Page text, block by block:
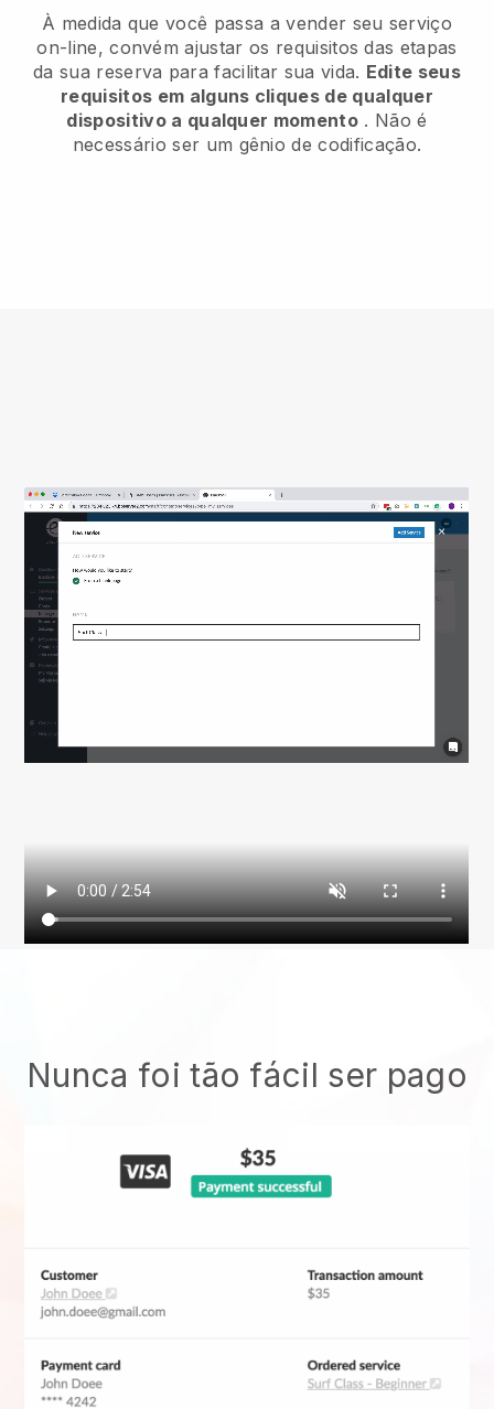
À medida que você passa a vender seu serviço
on-line, convém ajustar os requisitos das etapas
da sua reserva para facilitar sua vida. Edite seus
requisitos em alguns cliques de qualquer
dispositivo a qualquer momento . Não é
necessário ser um gênio de codificação.
Nunca foi tão fácil ser pago